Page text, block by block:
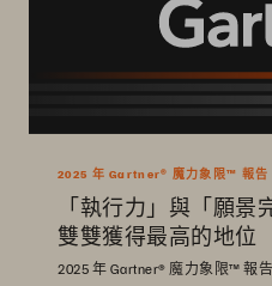
2025 年 Gartner® 魔力象限™ 報告
「執行力」與「願景
雙雙獲得最高的地位
2025 年 Gartner® 魔力象限™ 報